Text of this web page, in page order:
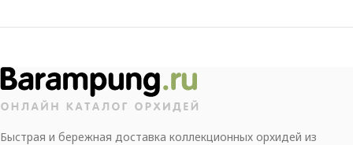
Быстрая и бережная доставка коллекционных орхидей из